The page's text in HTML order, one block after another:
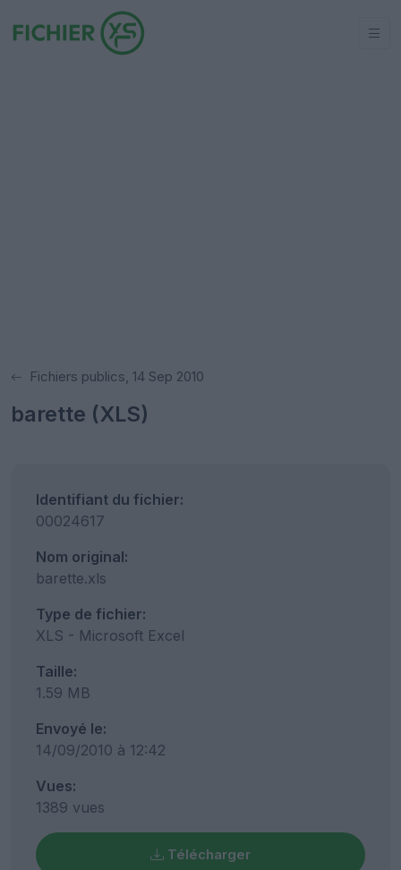
Fichiers publics, 14 Sep 2010
barette (XLS)
Identifiant du fichier:
00024617
Nom original:
barette.xls
Type de fichier:
XLS - Microsoft Excel
Taille:
1.59 MB
Envoyé le:
14/09/2010 à 12:42
Vues:
1389 vues
Télécharger